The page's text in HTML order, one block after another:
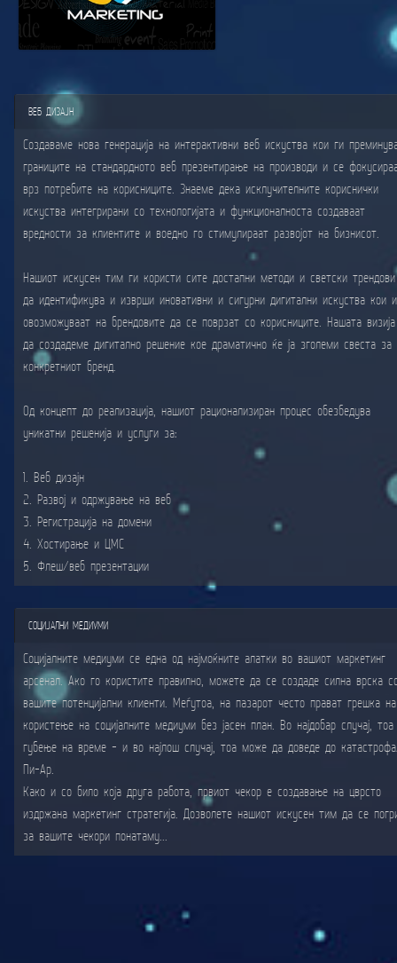
ВЕБ ДИЗАЈН
Создаваме нова генерација на интерактивни веб искуства кои ги
границите на стандардното веб презентирање на производи и се
врз потребите на корисниците. Знаеме дека исклучителните кориснички
искуства интегрирани со технологијата и функционалноста создаваат
вредности за клиентите и воедно го стимулираат развојот на бизнисот.
Нашиот искусен тим ги користи сите достапни методи и светски
да идентификува и изврши иновативни и сигурни дигитални искуства кои
овозможуваат на брендовите да се поврзат со корисниците. Нашата
да создадеме дигитално решение кое драматично ќе ја зголеми свеста за
конкретниот бренд.
Од концепт до реализација, нашиот рационализиран процес обезбедува
уникатни решенија и услуги за:
1. Веб дизајн
2. Развој и одржување на веб
3. Регистрација на домени
4. Хостирање и ЦМС
5. Флеш/веб презентации
СОЦИЈАЛНИ МЕДИУМИ
Социјалните медиуми се една од најмоќните алатки во вашиот маркетинг
арсенал. Ако го користите правилно, можете да се создаде силна врска
вашите потенцијални клиенти. Меѓутоа, на пазарот често прават грешка на
користење на социјалните медиуми без јасен план. Во најдобар случај,
губење на време - и во најлош случај, тоа може да доведе до
Пи-Ар.
Како и со било која друга работа, првиот чекор e создавањe на цврсто
издржана маркетинг стратегија. Дозволете нашиот искусен тим да се
за вашите чекори понатаму...